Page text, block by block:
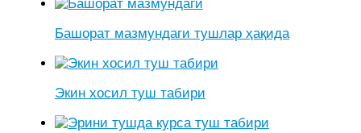
Башорат мазмундаги тушлар ҳақида
Экин хосил туш табири